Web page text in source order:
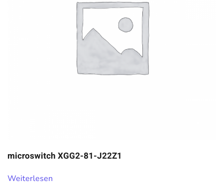
microswitch XGG2-81-J22Z1
Weiterlesen